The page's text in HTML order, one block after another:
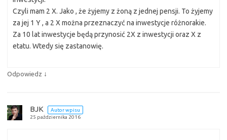
Czyli mam 2 X. Jako , że żyjemy z żoną z jednej pensji. To żyjemy
za jej 1 Y , a 2 X można przeznaczyć na inwestycje różnorakie.
Za 10 lat inwestycje będą przynosić 2X z inwestycji oraz X z
etatu. Wtedy się zastanowię.
Odpowiedz ↓
BJK
Autor wpisu
25 października 2016